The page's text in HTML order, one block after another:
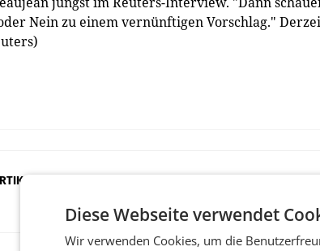
Nein zu einem vernünftigen Vorschlag."
Diese Webseite verwendet
Wir verwenden Cookies, um die